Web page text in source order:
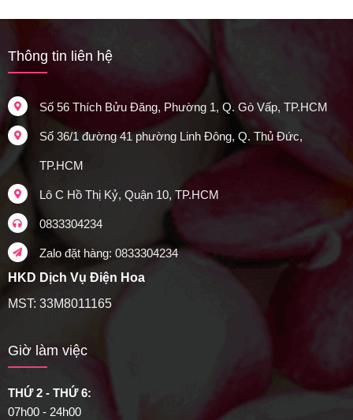
Thông tin liên hệ
Số 56 Thích Bửu Đăng, Phường 1, Q. Gò Vấp, TP.HCM
Số 36/1 đường 41 phường Linh Đông, Q. Thủ Đức,
TP.HCM
Lô C Hồ Thị Kỷ, Quận 10, TP.HCM
0833304234
Zalo đặt hàng: 0833304234
HKD Dịch Vụ Điện Hoa
MST: 33M8011165
Giờ làm việc
THỨ 2 - THỨ 6:
07h00 - 24h00